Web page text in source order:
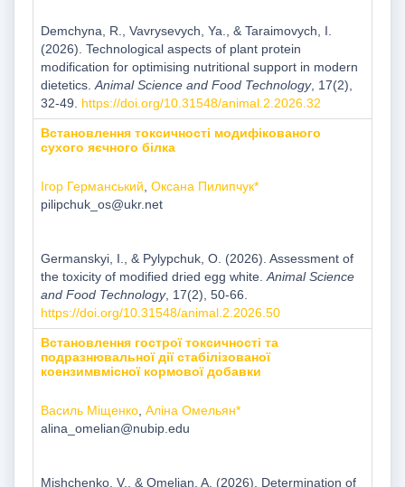
Demchyna, R., Vavrysevych, Ya., & Taraimovych, I.
(2026). Technological aspects of plant protein
modification for optimising nutritional support in modern
dietetics. Animal Science and Food Technology, 17(2),
32-49. https://doi.org/10.31548/animal.2.2026.32
Встановлення токсичності модифікованого
сухого яєчного білка
Ігор Германський Оксана Пилипчук*
pilipchuk_os@ukr.net
Germanskyi, I., & Pylypchuk, O. (2026). Assessment of
the toxicity of modified dried egg white. Animal Science
and Food Technology, 17(2), 50-66.
https://doi.org/10.31548/animal.2.2026.50
Встановлення гострої токсичності та
подразнювальної дії стабілізованої
коензимвмісної кормової добавки
Василь Міщенко, Аліна Омельян*
alina_omelian@nubip.edu
Mishchenko, V., & Omelian, A. (2026). Determination of